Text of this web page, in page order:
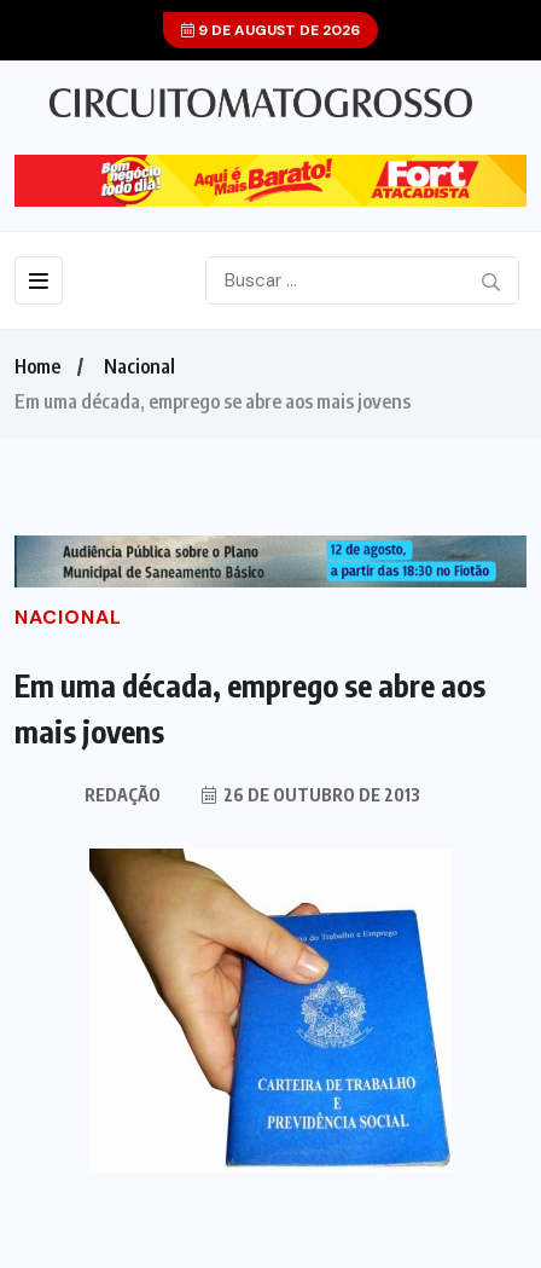
9 DE AUGUST DE 2026
Home
Nacional
Em uma década, emprego se abre aos mais jovens
NACIONAL
Em uma década, emprego se abre aos
mais jovens
REDAÇÃO 26 DE OUTUBRO DE 2013